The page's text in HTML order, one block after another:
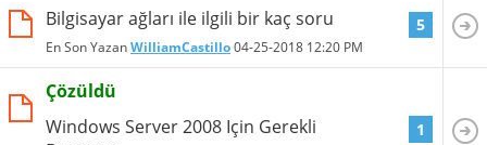
Bilgisayar ağları ile ilgili bir kaç soru
En Son YazanWilliamCastillo04-25-2018 12:20 PM
5
Çözüldü
Windows Server 2008 Için Gerekli
1